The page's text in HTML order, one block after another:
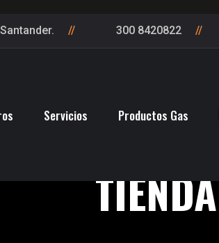
300 8420822
Servicios Productos Gas
TIENDA